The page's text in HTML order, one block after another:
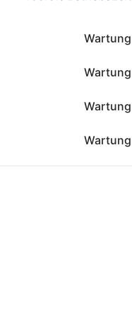
Wartung
Wartung
Wartung
Wartung